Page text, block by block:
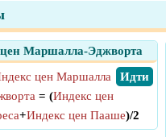
Маршалла-Эджворта
​ Идти
цен Маршалла
= (Индекс цен
+Индекс цен Пааше)/2